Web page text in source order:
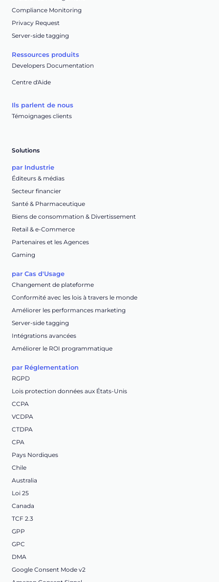
Compliance Monitoring
Privacy Request
Server-side tagging
Ressources produits
Developers Documentation
Centre d'Aide
Ils parlent de nous
Témoignages clients
Solutions
par Industrie
Éditeurs & médias
Secteur financier
Santé & Pharmaceutique
Biens de consommation & Divertissement
Retail & e-Commerce
Partenaires et les Agences
Gaming
par Cas d'Usage
Changement de plateforme
Conformité avec les lois à travers le monde
Améliorer les performances marketing
Server-side tagging
Intégrations avancées
Améliorer le ROI programmatique
par Réglementation
RGPD
Lois protection données aux États-Unis
CCPA
VCDPA
CTDPA
CPA
Pays Nordiques
Chile
Australia
Loi 25
Canada
TCF 2.3
GPP
GPC
DMA
Google Consent Mode v2